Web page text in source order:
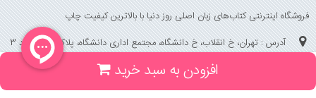
افزودن به سبد خرید
فروشگاه اینترنتی کتاب‌های زبان اصلی روز دنیا با بالاترین کیفیت چاپ
آدرس : تهران، خ انقلاب، خ دانشگاه، مجتمع اداری دانشگاه، پلاک 158 واحد 3
(جهت خرید حضوری، تلفنی ، پیگیری سفارشات سایت با شماره تلفن 02166175070
تماس حاصل فرمایید)